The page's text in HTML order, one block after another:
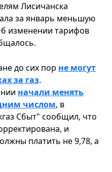
Лисичанска
за январь меньшую
изменении тарифов
до сих пор не могут
за газ.
начали менять
числом, в
Сбыт" сообщил, что
и
платить не 9,78, а